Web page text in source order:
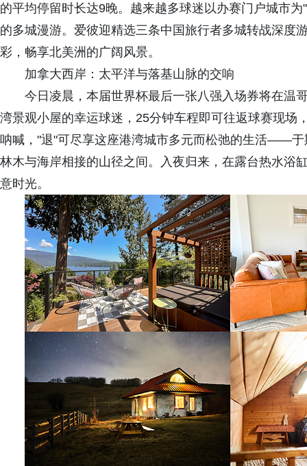
的平均停留时长达9晚。越来越多球迷以办赛门户城市
的多城漫游。爱彼迎精选三条中国旅行者多城转战深度
彩，畅享北美洲的广阔风景。
加拿大西岸：太平洋与落基山脉的交响
今日凌晨，本届世界杯最后一张八强入场券将在温
湾景观小屋的幸运球迷，25分钟车程即可往返球赛现场
呐喊，"退"可尽享这座港湾城市多元而松弛的生活——
林木与海岸相接的山径之间。入夜归来，在露台热水浴
意时光。